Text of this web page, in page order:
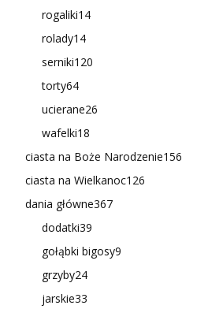
rogaliki14
rolady14
serniki120
torty64
ucierane26
wafelki18
ciasta na Boże Narodzenie156
ciasta na Wielkanoc126
dania główne367
dodatki39
gołąbki bigosy9
grzyby24
jarskie33